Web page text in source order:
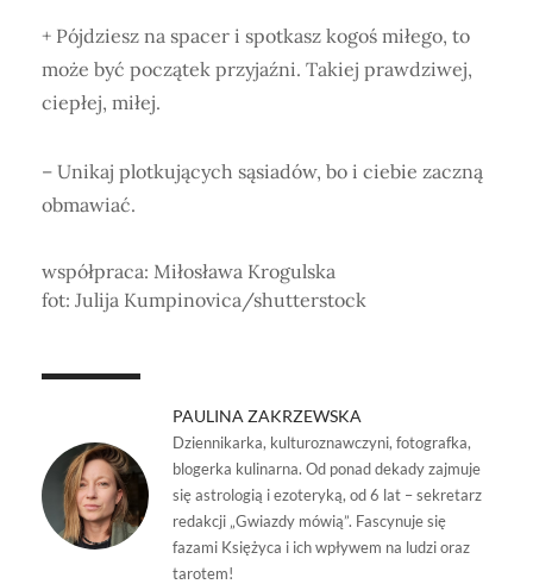
+ Pójdziesz na spacer i spotkasz kogoś miłego, to
może być początek przyjaźni. Takiej prawdziwej,
ciepłej, miłej.
– Unikaj plotkujących sąsiadów, bo i ciebie zaczną
obmawiać.
współpraca: Miłosława Krogulska
fot: Julija Kumpinovica/shutterstock
PAULINA ZAKRZEWSKA
Dziennikarka, kulturoznawczyni, fotografka,
blogerka kulinarna. Od ponad dekady zajmuje
się astrologią i ezoteryką, od 6 lat – sekretarz
redakcji „Gwiazdy mówią”. Fascynuje się
fazami Księżyca i ich wpływem na ludzi oraz
tarotem!